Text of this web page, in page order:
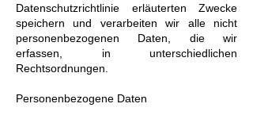
Datenschutzrichtlinie erläuterten Zwecke
speichern und verarbeiten wir alle nicht
personenbezogenen Daten, die wir
erfassen, in unterschiedlichen
Rechtsordnungen.
Personenbezogene Daten